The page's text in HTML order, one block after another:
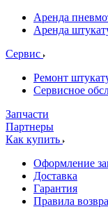
Аренда
Аренда
Сервис
Ремонт
Сервисное
Запчасти
Партнеры
Как купить
Оформление
Доставка
Гарантия
Правила